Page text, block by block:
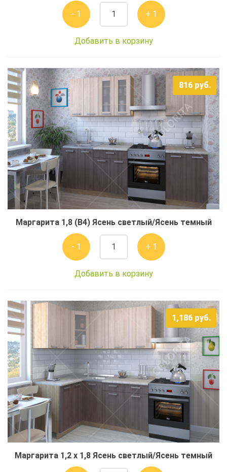
- 1 + 1
Добавить в корзину
816 руб.
Маргарита 1,8 (В4) Ясень светлый/Ясень темный
- 1 + 1
Добавить в корзину
1,186 руб.
Маргарита 1,2 x 1,8 Ясень светлый/Ясень темный